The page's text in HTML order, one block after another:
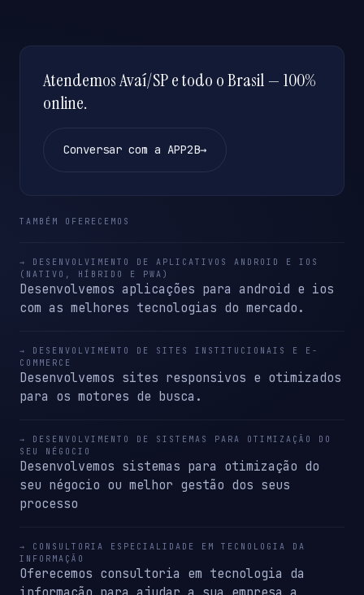
Atendemos Avaí/SP e todo o Brasil — 100%
online.
Conversar com a APP2B→
TAMBÉM OFERECEMOS
→ DESENVOLVIMENTO DE APLICATIVOS ANDROID E IOS
(NATIVO, HÍBRIDO E PWA)
Desenvolvemos aplicações para android e ios
com as melhores tecnologias do mercado.
→ DESENVOLVIMENTO DE SITES INSTITUCIONAIS E E-
COMMERCE
Desenvolvemos sites responsivos e otimizados
para os motores de busca.
→ DESENVOLVIMENTO DE SISTEMAS PARA OTIMIZAÇÃO DO
SEU NÉGOCIO
Desenvolvemos sistemas para otimização do
seu négocio ou melhor gestão dos seus
processo
→ CONSULTORIA ESPECIALIDADE EM TECNOLOGIA DA
INFORMAÇÃO
Oferecemos consultoria em tecnologia da